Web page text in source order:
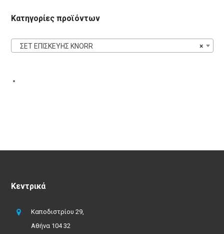
Κατηγορίες προϊόντων
×
ΣΕΤ ΕΠΙΣΚΕΥΗΣ KNORR
Κεντρικά
Καποδιστρίου 29,
Αθήνα 104 32